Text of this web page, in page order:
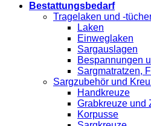
Bestattungsbedarf
Tragelaken und -
Laken
Einweglaken
Sargauslagen
Bespannungen
Sargmatratzen,
Sargzubehör und
Handkreuze
Grabkreuze und
Korpusse